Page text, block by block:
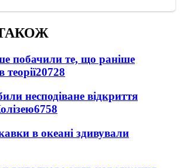
побачили те, що раніше
20728
несподіване відкриття
6758
в океані здивували